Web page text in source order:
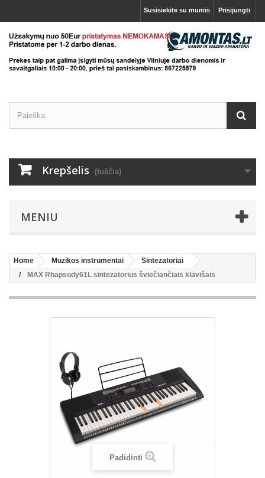
Prisijungti
Susisiekite su mumis
Krepšelis (tuščia)
MENIU
Home Muzikos instrumentai
Sintezatoriai
MAX Rhapsody61L sintezatorius šviečiančiais klavišais
Padidinti